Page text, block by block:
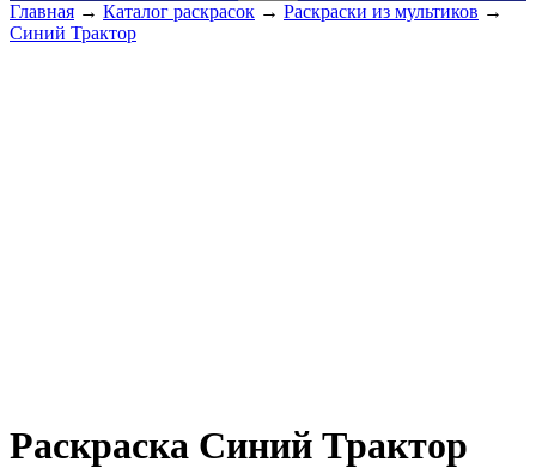
Главная → Каталог раскрасок → Раскраски из мультиков →
Синий Трактор
Раскраска Синий Трактор